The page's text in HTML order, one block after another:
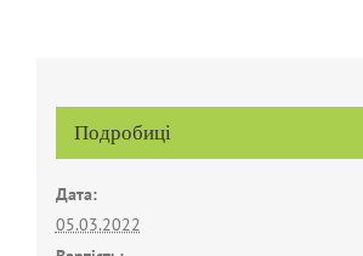
Подробиці
Дата:
05.03.2022